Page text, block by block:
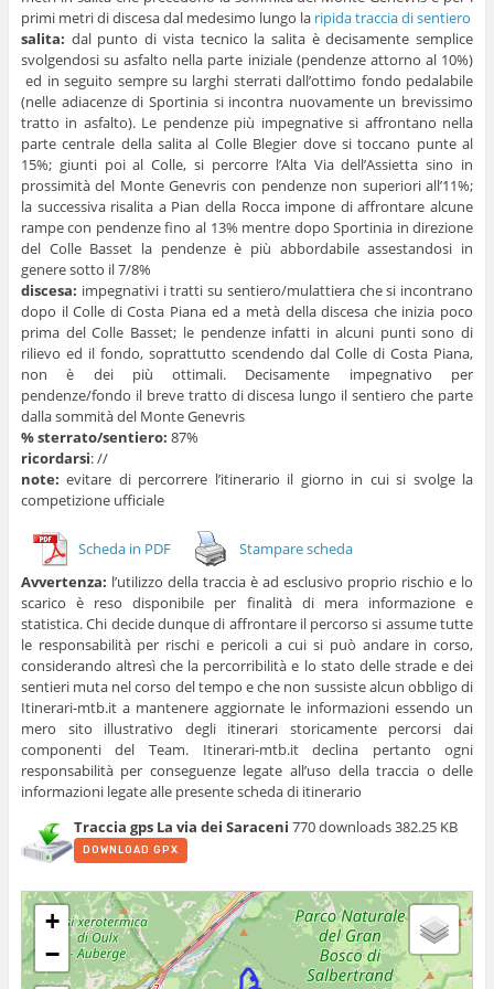
primi metri di discesa dal medesimo lungo la ripida traccia di sentiero
salita: dal punto di vista tecnico la salita è decisamente semplice
svolgendosi su asfalto nella parte iniziale (pendenze attorno al 10%)
ed in seguito sempre su larghi sterrati dall’ottimo fondo pedalabile
(nelle adiacenze di Sportinia si incontra nuovamente un brevissimo
tratto in asfalto). Le pendenze più impegnative si affrontano nella
parte centrale della salita al Colle Blegier dove si toccano punte al
15%; giunti poi al Colle, si percorre l’Alta Via dell’Assietta sino in
prossimità del Monte Genevris con pendenze non superiori all’11%;
la successiva risalita a Pian della Rocca impone di affrontare alcune
rampe con pendenze fino al 13% mentre dopo Sportinia in direzione
del Colle Basset la pendenze è più abbordabile assestandosi in
genere sotto il 7/8%
discesa: impegnativi i tratti su sentiero/mulattiera che si incontrano
dopo il Colle di Costa Piana ed a metà della discesa che inizia poco
prima del Colle Basset; le pendenze infatti in alcuni punti sono di
rilievo ed il fondo, soprattutto scendendo dal Colle di Costa Piana,
non è dei più ottimali. Decisamente impegnativo per
pendenze/fondo il breve tratto di discesa lungo il sentiero che parte
dalla sommità del Monte Genevris
% sterrato/sentiero: 87%
ricordarsi: //
note: evitare di percorrere l’itinerario il giorno in cui si svolge la
competizione ufficiale
Scheda in PDF
Stampare scheda
Avvertenza: l’utilizzo della traccia è ad esclusivo proprio rischio e lo
scarico è reso disponibile per finalità di mera informazione e
statistica. Chi decide dunque di affrontare il percorso si assume tutte
le responsabilità per rischi e pericoli a cui si può andare in corso,
considerando altresì che la percorribilità e lo stato delle strade e dei
sentieri muta nel corso del tempo e che non sussiste alcun obbligo di
Itinerari-mtb.it a mantenere aggiornate le informazioni essendo un
mero sito illustrativo degli itinerari storicamente percorsi dai
componenti del Team. Itinerari-mtb.it declina pertanto ogni
responsabilità per conseguenze legate all’uso della traccia o delle
informazioni legate alle presente scheda di itinerario
Traccia gps La via dei Saraceni 770 downloads382.25 KB
DOWNLOAD GPX
+
−